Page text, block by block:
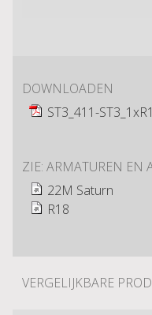
DOWNLOADEN
ST3_411-
ZIE: ARMATUREN EN
22M Saturn
R18
VERGELIJKBARE